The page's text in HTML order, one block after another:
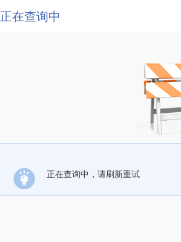
正在查询中
正在查询中，请刷新重试